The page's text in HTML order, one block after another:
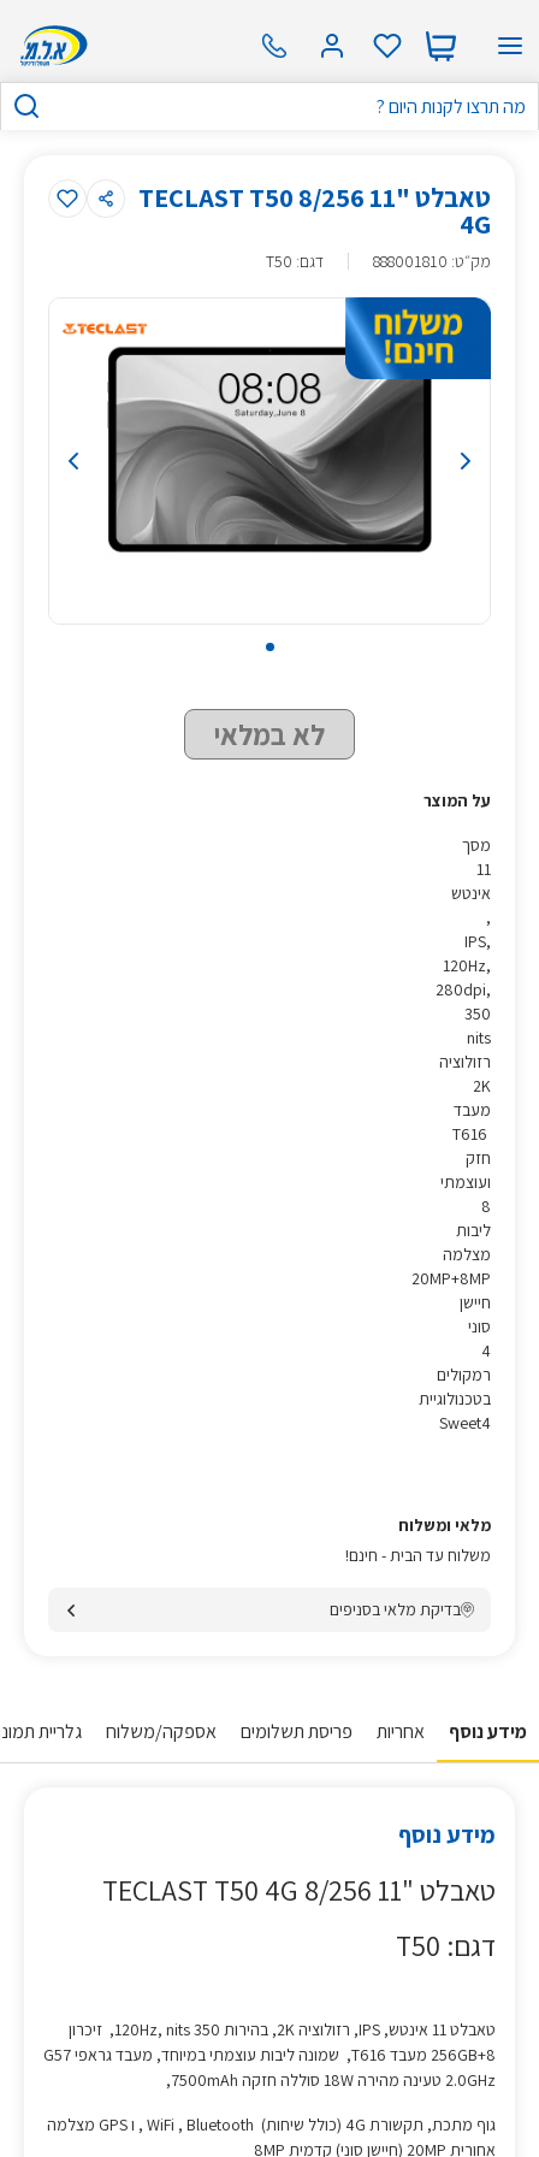
טאבלט "11 8/256 TECLAST T50
4G
מק״ט:
888001810 דגם: T50
לא במלאי
על המוצר
מסך
11
אינטש
,
IPS,
120Hz,
280dpi,
350
nits
רזולוציה
2K
מעבד
T616
חזק
ועוצמתי
8
ליבות
מצלמה
20MP+8MP
חיישן
סוני
4
רמקולים
בטכנולוגיית
Sweet4
מלאי ומשלוח
משלוח עד הבית - חינם!
בדיקת מלאי בסניפים
מידע נוסף אחריות פריסת תשלומים אספקה/משלוח גלריית
מידע נוסף
טאבלט "11 8/256 TECLAST T50 4G
דגם: T50
טאבלט 11 אינטש, IPS, רזולוציה 2K, בהירות 350 120Hz, nits, זיכרון
256GB+8 מעבד T616, שמונה ליבות עוצמתי במיוחד, מעבד גראפי G57
2.0GHz טעינה מהירה 18W סוללה חזקה 7500mAh,
גוף מתכת, תקשורת 4G (כולל שיחות) WiFi , Bluetooth , ו GPS מצלמה
אחורית 20MP (חיישן סוני) קדמית 8MP